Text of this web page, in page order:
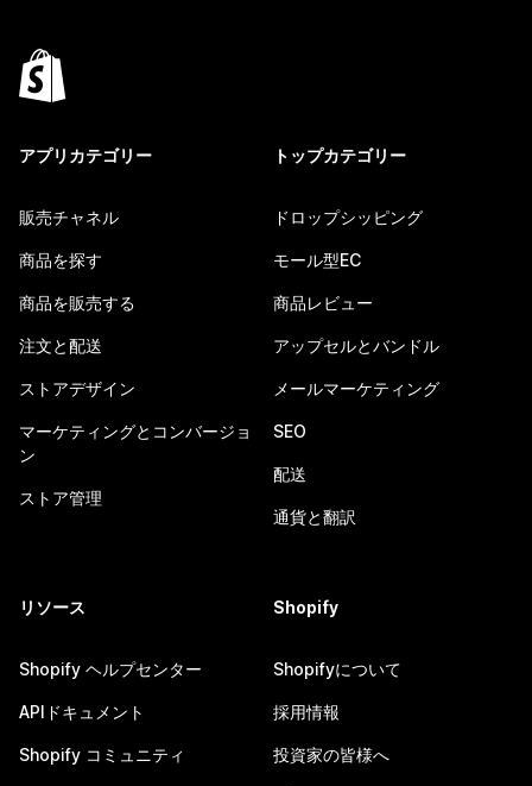
アプリカテゴリー
販売チャネル
商品を探す
商品を販売する
注文と配送
ストアデザイン
マーケティングとコンバージョ
ン
ストア管理
トップカテゴリー
ドロップシッピング
モール型EC
商品レビュー
アップセルとバンドル
メールマーケティング
SEO
配送
通貨と翻訳
リソース
Shopify ヘルプセンター
APIドキュメント
Shopify コミュニティ
Shopify
Shopifyについて
採用情報
投資家の皆様へ